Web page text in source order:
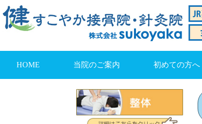
HOME 当院のご案内 初めての方へ